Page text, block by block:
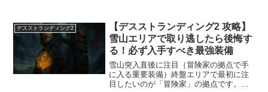
ーダード・ヌード・デル・ノルテ」で
す。親密度...
デスストランディング2
【デスストランディング2 攻略】
雪山エリアで取り逃したら後悔す
る！必ず入手すべき最強装備
雪山突入直後に注目（冒険家の拠点で手
に入る重要装備）終盤エリアで最初に注
目したいのが「冒険家」の拠点です。こ